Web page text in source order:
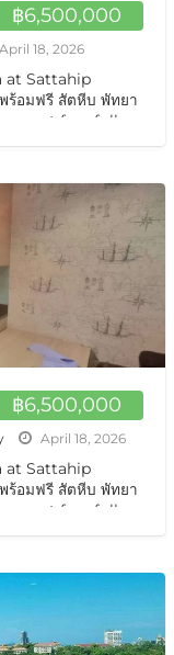
฿6,500,000
April 18, 2026
at Sattahip
อมฟรี สัตหีบ พัทยา
free fully
฿6,500,000
April 18, 2026
at Sattahip
อมฟรี สัตหีบ พัทยา
free fully